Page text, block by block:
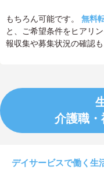
もちろん可能です。 無料
と、ご希望条件をヒアリ
報収集や募集状況の確認
介護職・
デイサービスで働く生